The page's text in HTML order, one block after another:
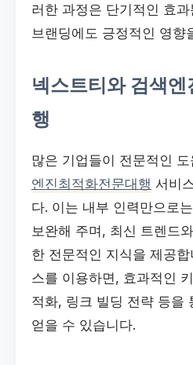
러한 과정은 단기적인 효
브랜딩에도 긍정적인 영향
넥스트티와 검색
행
많은 기업들이 전문적인
엔진최적화전문대행 서비
다. 이는 내부 인력만으로
보완해 주며, 최신 트렌드
한 전문적인 지식을 제공
스를 이용하면, 효과적인
적화, 링크 빌딩 전략 등을
얻을 수 있습니다.